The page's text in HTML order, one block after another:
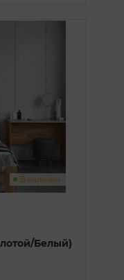
В наличии
Белый)